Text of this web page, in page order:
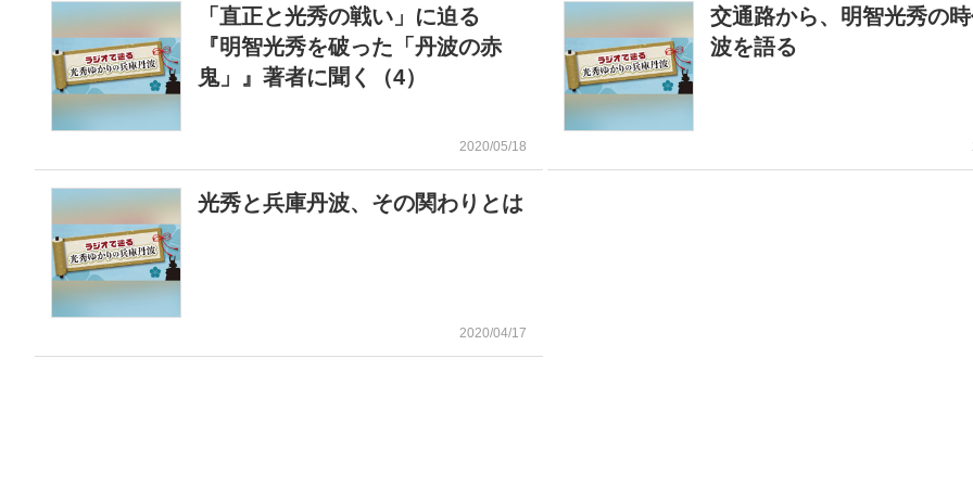
「直正と光秀の戦い」に迫る
『明智光秀を破った「丹波の赤
鬼」』著者に聞く（4）
2020/05/18
交通路から、明智光秀の
波を語る
光秀と兵庫丹波、その関わりとは
2020/04/17